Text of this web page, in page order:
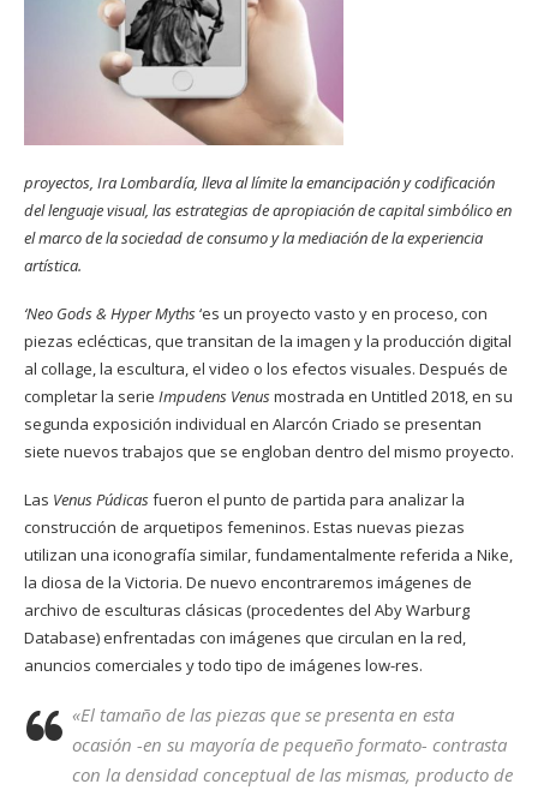
proyectos, IraLombardía, lleva al límite la emancipación y codificación
del lenguaje visual, las estrategias de apropiación de capital simbólico en
el marco de la sociedad de consumo y la mediación de la experiencia
artística.
‘Neo Gods & Hyper Myths‘es un proyecto vasto y en proceso, con
piezas eclécticas, que transitan de la imagen y la producción digital
al collage, la escultura, el video o los efectos visuales. Después de
completar la serie Impudens Venusmostrada en Untitled 2018, en su
segunda exposición individual en Alarcón Criado se presentan
siete nuevos trabajos que se engloban dentro del mismo proyecto.
Las Venus Púdicasfueron el punto de partida para analizar la
construcción de arquetipos femeninos. Estas nuevas piezas
utilizan una iconografía similar, fundamentalmente referida a Nike,
la diosa de la Victoria. De nuevo encontraremos imágenes de
archivo de esculturas clásicas (procedentes del Aby Warburg
Database) enfrentadas con imágenes que circulan en la red,
anuncios comerciales y todo tipo de imágenes low-res.
«El tamaño de las piezas que se presenta en esta
ocasión -en su mayoría de pequeño formato- contrasta
con la densidad conceptual de las mismas, producto de